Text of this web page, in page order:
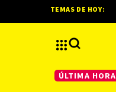
TEMAS DE HOY:
ÚLTIMA HORA